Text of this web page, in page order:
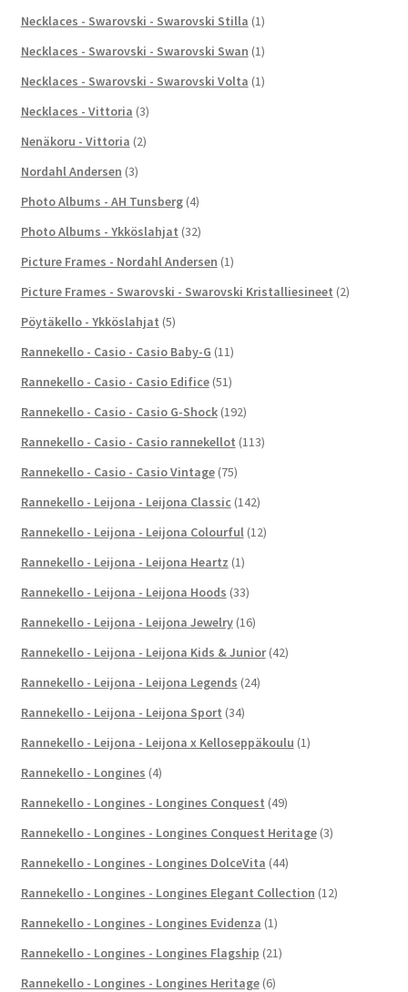
Necklaces - Swarovski - Swarovski Stilla (1)
Necklaces - Swarovski - Swarovski Swan (1)
Necklaces - Swarovski - Swarovski Volta (1)
Necklaces - Vittoria (3)
Nenäkoru - Vittoria (2)
Nordahl Andersen (3)
Photo Albums - AH Tunsberg (4)
Photo Albums - Ykköslahjat (32)
Picture Frames - Nordahl Andersen (1)
Picture Frames - Swarovski - Swarovski Kristalliesineet (2)
Pöytäkello - Ykköslahjat (5)
Rannekello - Casio - Casio Baby-G (11)
Rannekello - Casio - Casio Edifice (51)
Rannekello - Casio - Casio G-Shock (192)
Rannekello - Casio - Casio rannekellot (113)
Rannekello - Casio - Casio Vintage (75)
Rannekello - Leijona - Leijona Classic (142)
Rannekello - Leijona - Leijona Colourful (12)
Rannekello - Leijona - Leijona Heartz (1)
Rannekello - Leijona - Leijona Hoods (33)
Rannekello - Leijona - Leijona Jewelry (16)
Rannekello - Leijona - Leijona Kids & Junior (42)
Rannekello - Leijona - Leijona Legends (24)
Rannekello - Leijona - Leijona Sport (34)
Rannekello - Leijona - Leijona x Kelloseppäkoulu (1)
Rannekello - Longines (4)
Rannekello - Longines - Longines Conquest (49)
Rannekello - Longines - Longines Conquest Heritage (3)
Rannekello - Longines - Longines DolceVita (44)
Rannekello - Longines - Longines Elegant Collection (12)
Rannekello - Longines - Longines Evidenza (1)
Rannekello - Longines - Longines Flagship (21)
Rannekello - Longines - Longines Heritage (6)